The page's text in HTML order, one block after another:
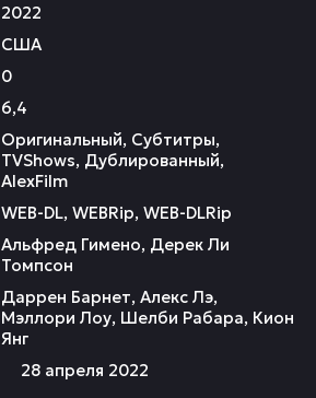
2022
США
0
6,4
Оригинальный, Субтитры,
TVShows, Дублированный,
AlexFilm
WEB-DL, WEBRip, WEB-DLRip
Альфред Гимено, Дерек Ли
Томпсон
Даррен Барнет, Алекс Лэ,
Мэллори Лоу, Шелби Рабара, Кион
Янг
28 апреля 2022